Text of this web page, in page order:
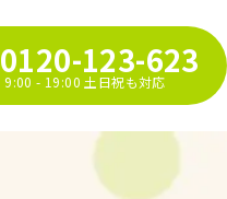
0120-123-623
9:00 - 19:00 土日祝も対応